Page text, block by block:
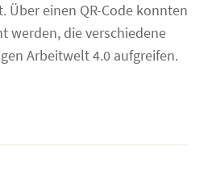
Über einen QR-Code konnten
werden, die verschiedene
Arbeitwelt 4.0 aufgreifen.